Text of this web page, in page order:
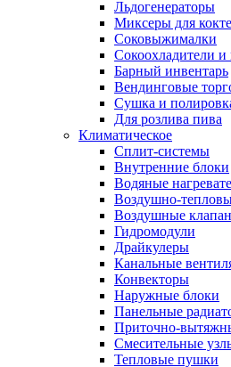
Льдогенераторы
Миксеры для
Соковыжималки
Сокоохладители и
Барный инвентарь
Вендинговые
Сушка и
Для розлива пива
Климатическое
Сплит-системы
Внутренние блоки
Водяные
Воздушно-
Воздушные
Гидромодули
Драйкулеры
Канальные
Конвекторы
Наружные блоки
Панельные
Приточно-
Смесительные
Тепловые пушки